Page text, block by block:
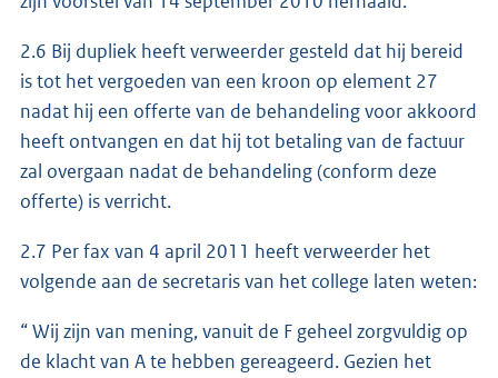
2.6 Bij dupliek heeft verweerder gesteld dat hij bereid
is tot het vergoeden van een kroon op element 27
nadat hij een offerte van de behandeling voor akkoord
heeft ontvangen en dat hij tot betaling van de factuur
zal overgaan nadat de behandeling (conform deze
offerte) is verricht.
2.7 Per fax van 4 april 2011 heeft verweerder het
volgende aan de secretaris van het college laten weten:
“ Wij zijn van mening, vanuit de F geheel zorgvuldig op
de klacht van A te hebben gereageerd. Gezien het